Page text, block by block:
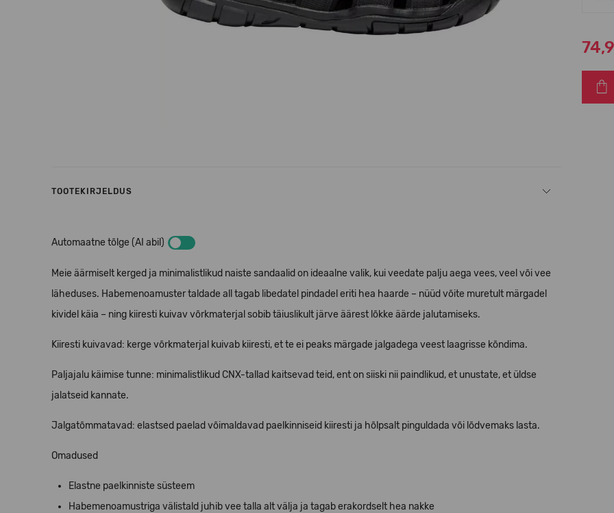
TOOTEKIRJELDUS
Automaatne tõlge (AI abil)
Meie äärmiselt kerged ja minimalistlikud naiste sandaalid on ideaalne valik, kui veedate palju aega vees, veel või vee
läheduses. Habemenoamuster taldade all tagab libedatel pindadel eriti hea haarde – nüüd võite muretult märgadel
kividel käia – ning kiiresti kuivav võrkmaterjal sobib täiuslikult järve äärest lõkke äärde jalutamiseks.
Kiiresti kuivavad: kerge võrkmaterjal kuivab kiiresti, et te ei peaks märgade jalgadega veest laagrisse kõndima.
Paljajalu käimise tunne: minimalistlikud CNX-tallad kaitsevad teid, ent on siiski nii paindlikud, et unustate, et üldse
jalatseid kannate.
Jalgatõmmatavad: elastsed paelad võimaldavad paelkinniseid kiiresti ja hõlpsalt pinguldada või lõdvemaks lasta.
Omadused
Elastne paelkinniste süsteem
Habemenoamustriga välistald juhib vee talla alt välja ja tagab erakordselt hea nakke